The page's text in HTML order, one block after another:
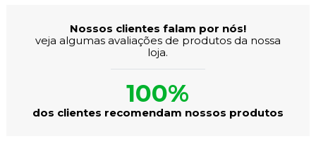
Nossos clientes falam por nós!
veja algumas avaliações de produtos da nossa
loja.
100%
dos clientes recomendam nossos produtos